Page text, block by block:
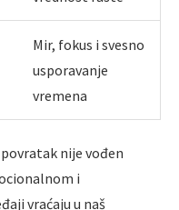
Mir, fokus i svesno
usporavanje
vremena
nije vođen
i
vraćaju u naš